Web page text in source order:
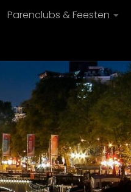
Parenclubs & Feesten